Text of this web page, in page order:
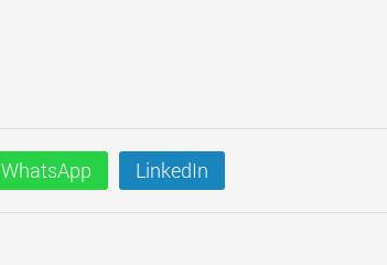
WhatsApp LinkedIn